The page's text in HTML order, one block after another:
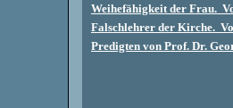
Weihefähigkeit der Frau.
Falschlehrer der Kirche.
Predigten von Prof. Dr.